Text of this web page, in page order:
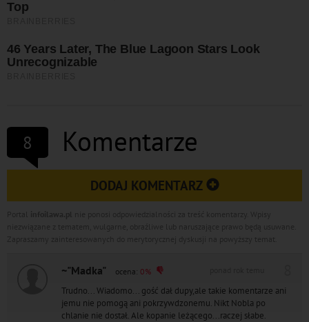
8 Komentarze
DODAJ KOMENTARZ
~"Madka" ocena: 0%
Trudno... Wiadomo... gość dał dupy,ale takie komentarze ani
jemu nie pomogą ani pokrzywdzonemu. Nikt Nobla po
chlanie nie dostał. Ale kopanie leżącego...raczej słabe.